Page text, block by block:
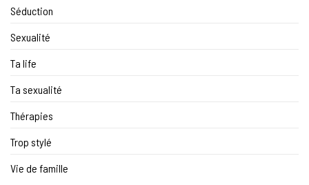
Séduction
Sexualité
Ta life
Ta sexualité
Thérapies
Trop stylé
Vie de famille